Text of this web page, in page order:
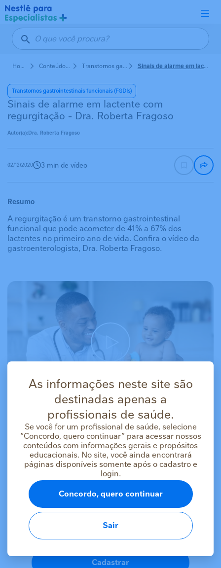
Pular para o conteúdo principal
Home Conteúdos de Nutrição em Pediatria Transtornos gastrointestinais funcionais (FGDIs) Sinais de alarme em lactente com regurgitação - Dra. Roberta Fragoso
Transtornos gastrointestinais funcionais (FGDIs)
Sinais de alarme em lactente com
regurgitação - Dra. Roberta Fragoso
Autor(a):Dra. Roberta Fragoso
02/12/2020 3 min de vídeo
Resumo
A regurgitação é um transtorno gastrointestinal
funcional que pode acometer de 41% a 67% dos
lactentes no primeiro ano de vida. Confira o vídeo da
gastroenterologista, Dra. Roberta Fragoso.
As informações deste conteúdo estão
destinadas apenas a profissionais da saúde
Se você é um profissional da saúde, faça login ou
cadastre-se para acessar o conteúdo.
Cadastrar
As informações neste site são
destinadas apenas a
profissionais de saúde.
Se você for um profissional de saúde, selecione
“Concordo, quero continuar” para acessar nossos
conteúdos com informações gerais e propósitos
educacionais. No site, você ainda encontrará
páginas disponíveis somente após o cadastro e
login.
Concordo, quero continuar
Sair